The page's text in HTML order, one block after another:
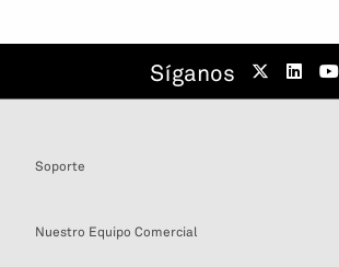
Síganos
Soporte
Nuestro Equipo Comercial